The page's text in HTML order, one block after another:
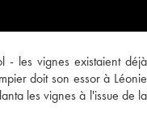
- les vignes existaient déjà
doit son essor à Léonie
les vignes à l'issue de la